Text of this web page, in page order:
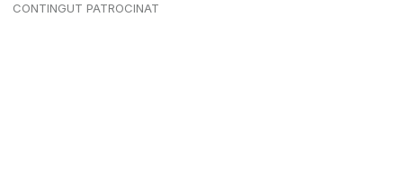
CONTINGUT PATROCINAT